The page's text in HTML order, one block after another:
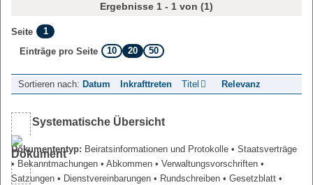
Ergebnisse 1 - 1 von (1)
Seite
1
Einträge pro Seite
10 20 50
Sortieren nach: Datum Inkrafttreten Titel Relevanz
Systematische Übersicht
Dokumententyp: Beiratsinformationen und Protokolle • Staatsverträge
• Bekanntmachungen • Abkommen • Verwaltungsvorschriften •
Satzungen • Dienstvereinbarungen • Rundschreiben • Gesetzblatt •